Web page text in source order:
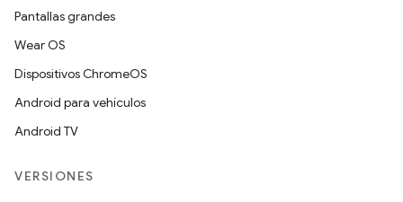
Pantallas grandes
Wear OS
Dispositivos ChromeOS
Android para vehículos
Android TV
VERSIONES